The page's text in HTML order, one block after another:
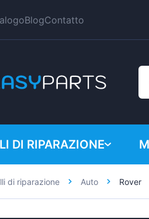
BlogContatto
DI RIPARAZIONE
di riparazione Auto Rover